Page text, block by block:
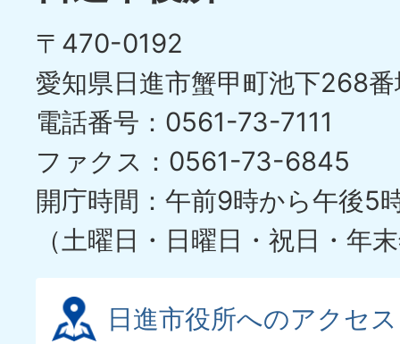
〒470-0192
愛知県日進市蟹甲町池下268
電話番号：0561-73-7111
ファクス：0561-73-6845
開庁時間：午前9時から午後5
（土曜日・日曜日・祝日・年
日進市役所へのアクセス